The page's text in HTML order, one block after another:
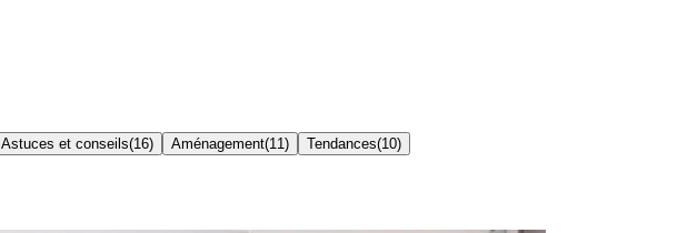
Astuces et conseils(16) Aménagement(11 ) Tendances(10)